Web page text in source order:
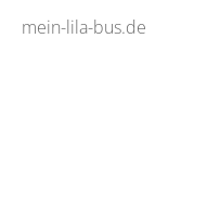
mein-lila-bus.de